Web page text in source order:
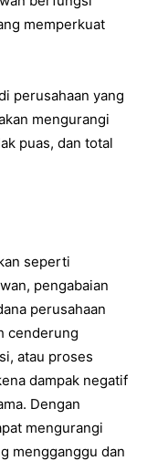
memperkuat
perusahaan yang
mengurangi
puas, dan total
seperti
pengabaian
perusahaan
cenderung
atau proses
dampak negatif
Dengan
mengurangi
mengganggu dan